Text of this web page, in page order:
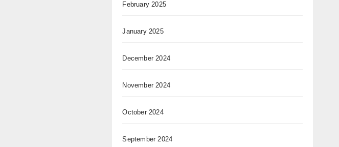
February 2025
January 2025
December 2024
November 2024
October 2024
September 2024